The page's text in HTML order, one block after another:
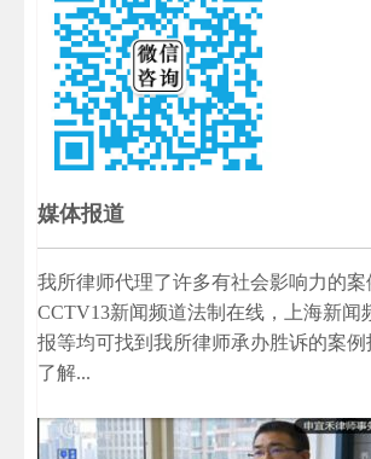
媒体报道
我所律师代理了许多有社会影响力的案
CCTV13新闻频道法制在线，上海新闻
报等均可找到我所律师承办胜诉的案
了解...